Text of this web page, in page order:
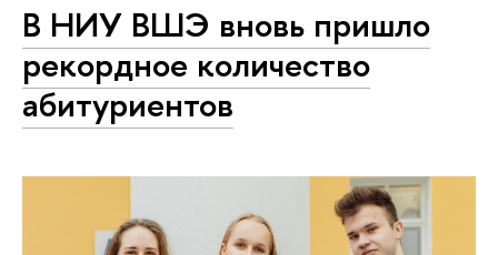
В НИУ ВШЭ вновь пришло
рекордное количество
абитуриентов